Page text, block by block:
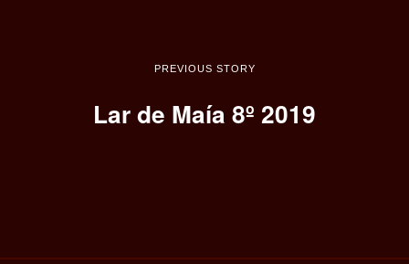
PREVIOUS STORY
Lar de Maía 8º 2019